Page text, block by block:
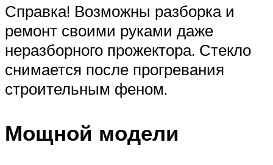
Справка! Возможны разборка и
ремонт своими руками даже
неразборного прожектора. Стекло
снимается после прогревания
строительным феном.
Мощной модели